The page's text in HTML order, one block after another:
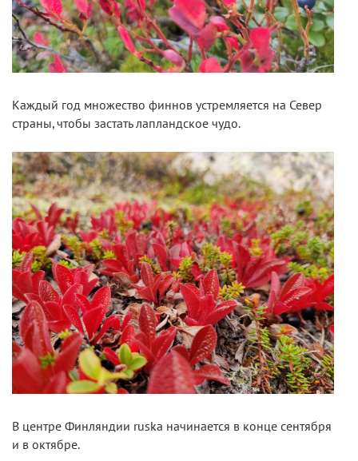
Каждый год множество финнов устремляется на Север
страны, чтобы застать лапландское чудо.
В центре Финляндии ruska начинается в конце сентября
и в октябре.